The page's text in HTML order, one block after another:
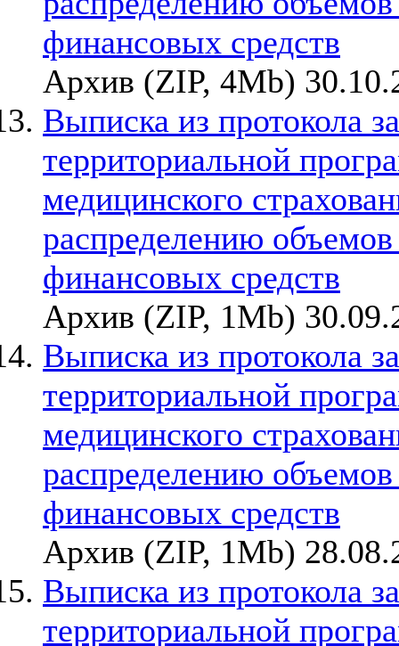
финансовых средств
Архив (ZIP, 4Mb)
Выписка из протокола
территориальной
медицинского
распределению
финансовых средств
Архив (ZIP, 1Mb)
Выписка из протокола
территориальной
медицинского
распределению
финансовых средств
Архив (ZIP, 1Mb)
Выписка из протокола
территориальной